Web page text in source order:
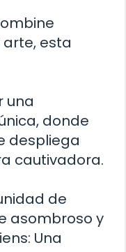
esta
una
donde
despliega
cautivadora.
de
asombroso y
Una